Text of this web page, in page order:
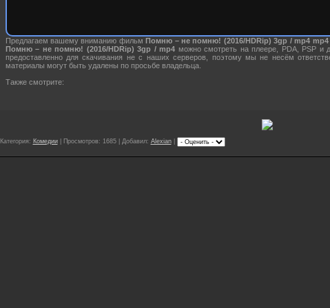
Предлагаем вашему вниманию фильмПомню – не помню! (2016/HDRip) 3gp / mp4 mp4
Помню – не помню! (2016/HDRip) 3gp / mp4 можно смотреть на плеере, PDA, PSP и
предоставленно для скачивания не с наших серверов, поэтому мы не несём
материалы могут быть удалены по просьбе владельца.
Также смотрите:
Категория: Комедии| Просмотров: 1685 | Добавил: Alexian|